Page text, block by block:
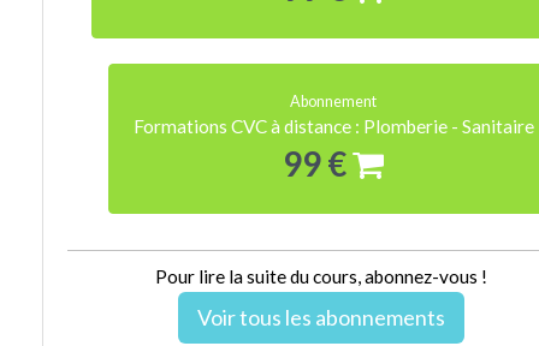
Abonnement
Formations CVC à distance : Plomberie - Sanitaire
99 €
Pour lire la suite du cours, abonnez-vous !
Voir tous les abonnements